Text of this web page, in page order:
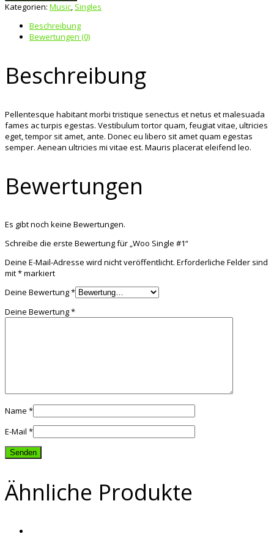
Kategorien: Music, Singles
Beschreibung
Bewertungen (0)
Beschreibung
Pellentesque habitant morbi tristique senectus et netus et malesuada
fames ac turpis egestas. Vestibulum tortor quam, feugiat vitae, ultricies
eget, tempor sit amet, ante. Donec eu libero sit amet quam egestas
semper. Aenean ultricies mi vitae est. Mauris placerat eleifend leo.
Bewertungen
Es gibt noch keine Bewertungen.
Schreibe die erste Bewertung für „Woo Single #1“
Deine E-Mail-Adresse wird nicht veröffentlicht. Erforderliche Felder sind
mit*markiert
Deine Bewertung*
Deine Bewertung*
Name *
E-Mail *
Ähnliche Produkte